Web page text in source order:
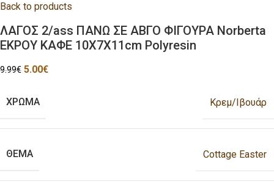
Back to products
ΛΑΓΟΣ 2/ass ΠΑΝΩ ΣΕ ΑΒΓΟ ΦΙΓΟΥΡΑ Norberta
ΕΚΡΟΥ ΚΑΦΕ 10Χ7Χ11cm Polyresin
9.99€ 5.00€
ΧΡΩΜΑ Κρεμ/Ιβουάρ
ΘΕΜΑ Cottage Easter